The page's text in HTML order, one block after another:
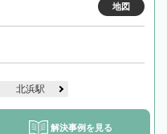
地図
北浜駅
解決事例を見る